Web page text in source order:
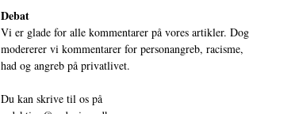
Debat
Vi er glade for alle kommentarer på vores artikler. Dog
modererer vi kommentarer for personangreb, racisme,
had og angreb på privatlivet.
Du kan skrive til os på